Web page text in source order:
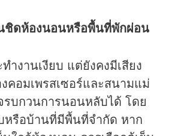
ชิดห้องนอนหรือพื้นที่พักผ่อน
ำงานเงียบ แต่ยังคงมีเสียง
คอมเพรสเซอร์และสนามแม่
รบกวนการนอนหลับได้ โดย
หรือบ้านที่มีพื้นที่จำกัด หาก